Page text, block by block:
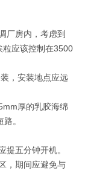
厂房内，考虑到
粒应该控制在3500
，安装地点应远
厚的乳胶海绵
。
提五分钟开机。
，期间应避免与